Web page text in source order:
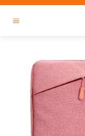
Passer